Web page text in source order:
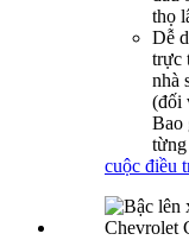
thọ
Dễ
trực
nhà
(đối
Bao
cuộc điều